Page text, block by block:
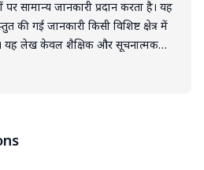
पर सामान्य जानकारी प्रदान करता है। यह
की गई जानकारी किसी विशिष्ट क्षेत्र में
यह लेख केवल शैक्षिक और सूचनात्मक
भी उत्पाद, सेवा या जानकारी के
निर्णय, आलोचनात्मक सोच और